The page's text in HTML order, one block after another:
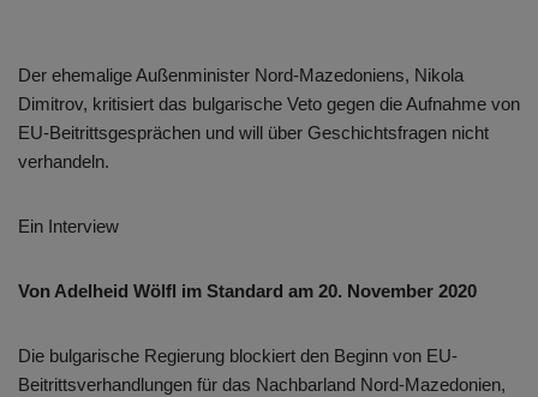
Der ehemalige Außenminister Nord-Mazedoniens, Nikola
Dimitrov, kritisiert das bulgarische Veto gegen die Aufnahme von
EU-Beitrittsgesprächen und will über Geschichtsfragen nicht
verhandeln.
Ein Interview
Von Adelheid Wölfl im Standard am 20. November 2020
Die bulgarische Regierung blockiert den Beginn von EU-
Beitrittsverhandlungen für das Nachbarland Nord-Mazedonien,